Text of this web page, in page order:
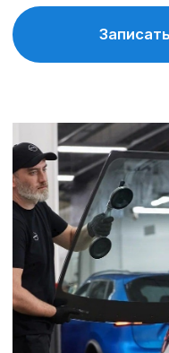
Бесплатный ремонт в рамках
действующего гарантийного
обязательства Nissan,
с центрально склада.
Гарантийный ремонт